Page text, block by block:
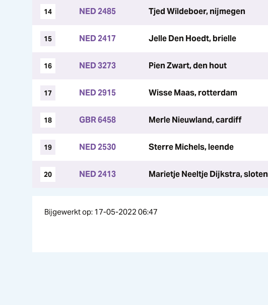
14 NED 2485 Tjed Wildeboer, nijmegen
15 NED 2417 Jelle Den Hoedt, brielle
16 NED 3273 Pien Zwart, den hout
17 NED 2915 Wisse Maas, rotterdam
18 GBR 6458 Merle Nieuwland, cardiff
19 NED 2530 Sterre Michels, leende
20 NED 2413 Marietje Neeltje Dijkstra, sloten
Bijgewerkt op: 17-05-2022 06:47